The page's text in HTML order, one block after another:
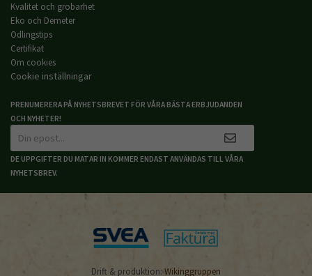
Kvalitet och grobarhet
Eko och Demeter
Odlingstips
Certifikat
Om cookies
Cookie inställningar
PRENUMERERA PÅ NYHETSBREVET FÖR VÅRA BÄSTA ERBJUDANDEN
OCH NYHETER!
DE UPPGIFTER DU MATAR IN KOMMER ENDAST ANVÄNDAS TILL VÅRA
NYHETSBREV.
Drift & produktion:Wikinggruppen